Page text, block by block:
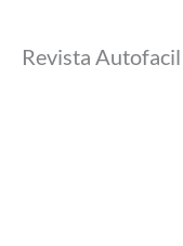
Revista Autofacil